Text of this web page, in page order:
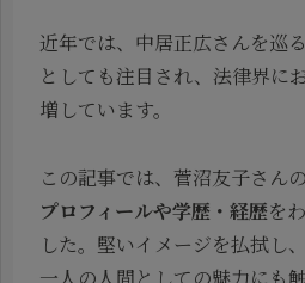
近年では、中居正広さんを巡
としても注目され、法律界に
増しています。
この記事では、菅沼友子さん
プロフィールや学歴・経歴を
した。堅いイメージを払拭し